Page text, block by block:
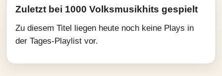
Zuletzt bei 1000 Volksmusikhits gespielt
Zu diesem Titel liegen heute noch keine Plays in
der Tages-Playlist vor.